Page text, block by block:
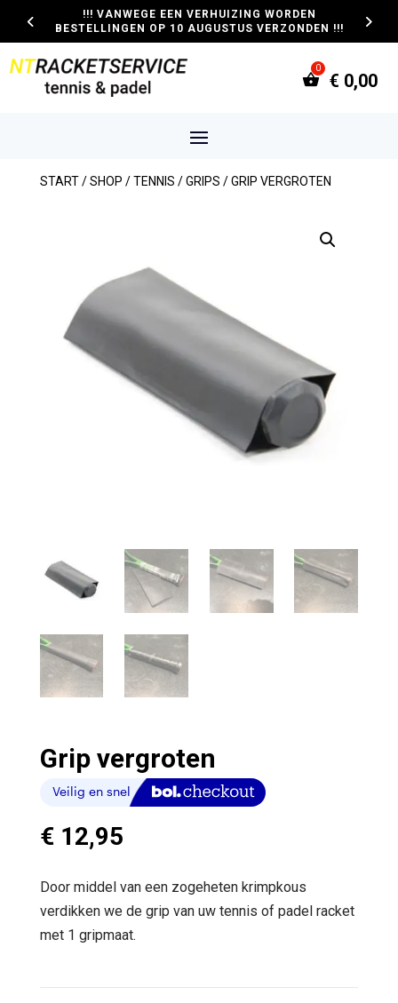
!!! VANWEGE EEN VERHUIZING WORDEN
BESTELLINGEN OP 10 AUGUSTUS VERZONDEN !!!
€ 0,00
START/SHOP /TENNIS /GRIPS / GRIP VERGROTEN
Grip vergroten
€12,95
Door middel van een zogeheten krimpkous
verdikken we de grip van uw tennis of padel racket
met 1 gripmaat.